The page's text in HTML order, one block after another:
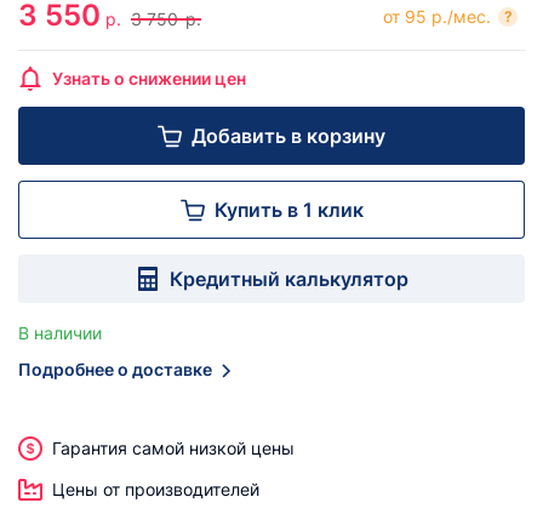
3 550 р. 3 750 р. от 95 р./мес. ?
Узнать о снижении цен
Добавить в корзину
Купить в 1 клик
Кредитный калькулятор
В наличии
Подробнее о доставке
Гарантия самой низкой цены
Цены от производителей